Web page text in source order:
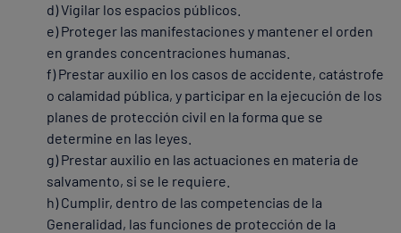
d) Vigilar los espacios públicos.
e) Proteger las manifestaciones y mantener el orden
en grandes concentraciones humanas.
f) Prestar auxilio en los casos de accidente, catástrofe
o calamidad pública, y participar en la ejecución de los
planes de protección civil en la forma que se
determine en las leyes.
g) Prestar auxilio en las actuaciones en materia de
salvamento, si se le requiere.
h) Cumplir, dentro de las competencias de la
Generalidad, las funciones de protección de la